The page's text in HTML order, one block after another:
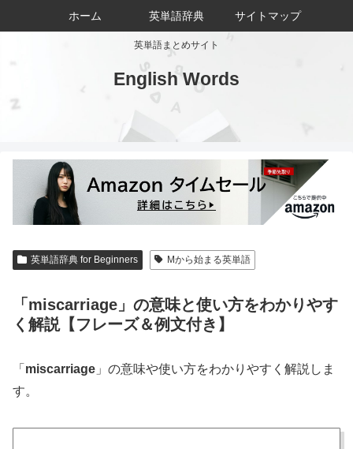
英単語まとめサイト
English Words
ホーム 英単語辞典 サイトマップ
英単語辞典 for Beginners Mから始まる英単語
「miscarriage」の意味と使い方をわかりやす
く解説【フレーズ＆例文付き】
「 miscarriage 」の意味や使い方をわかりやすく解説しま
す。